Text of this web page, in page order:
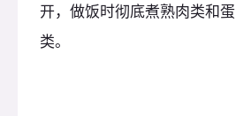
开，做饭时彻底煮熟肉类和蛋
类。